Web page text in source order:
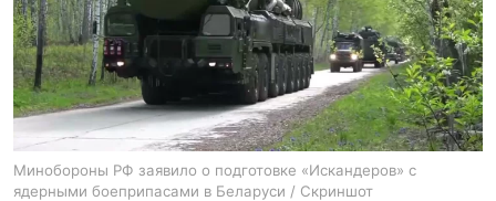
gambling
ua ru en
Минобороны РФ заявило о подготовке «Искандеров» с
ядерными боеприпасами в Беларуси / Скриншот